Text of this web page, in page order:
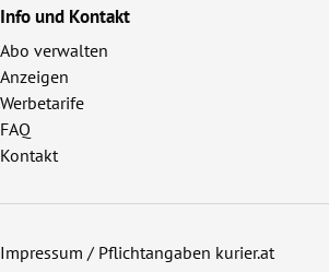
Info und Kontakt
Abo verwalten
Anzeigen
Werbetarife
FAQ
Kontakt
Impressum / Pflichtangaben kurier.at